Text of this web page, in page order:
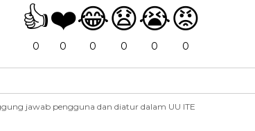
👍
0
❤️
0
😂
0
😧
0
😭
0
😡
0
jawab pengguna dan diatur dalam UU ITE